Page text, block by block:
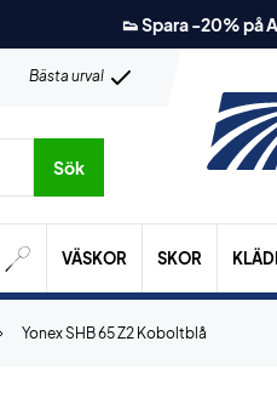
👟 Spara -20% på
Bästa urval
Sök
VÄSKOR SKOR
Yonex SHB 65 Z2 Koboltblå